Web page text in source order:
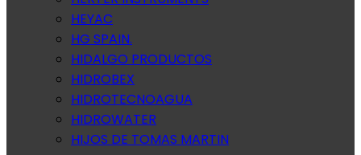
HEYAC
HG SPAIN.
HIDALGO PRODUCTOS
HIDROBEX
HIDROTECNOAGUA
HIDROWATER
HIJOS DE TOMAS MARTIN